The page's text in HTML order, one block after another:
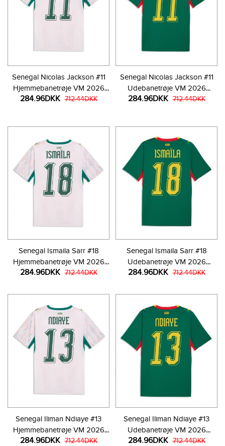
Senegal Nicolas Jackson #11
Hjemmebanetrøje VM 2026
Kortærmet
284.96DKK 712.44DKK
Senegal Nicolas Jackson #11
Udebanetrøje VM 2026
Kortærmet
284.96DKK 712.44DKK
Senegal Ismaila Sarr #18
Hjemmebanetrøje VM 2026
Kortærmet
284.96DKK 712.44DKK
Senegal Ismaila Sarr #18
Udebanetrøje VM 2026
Kortærmet
284.96DKK 712.44DKK
Senegal Iliman Ndiaye #13
Hjemmebanetrøje VM 2026
Kortærmet
284.96DKK 712.44DKK
Senegal Iliman Ndiaye #13
Udebanetrøje VM 2026
Kortærmet
284.96DKK 712.44DKK